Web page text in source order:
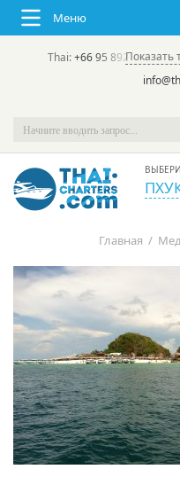
Меню
Thai:+66 95 892 7646
Показать
Главная /